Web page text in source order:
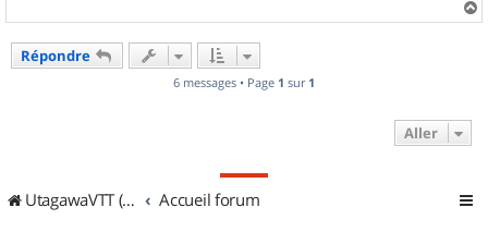
a
Répondre
6 messages • Page 1 sur 1
Aller
UtagawaVTT (Randos VTT et VTTAE avec traces GPS) Accueil forum